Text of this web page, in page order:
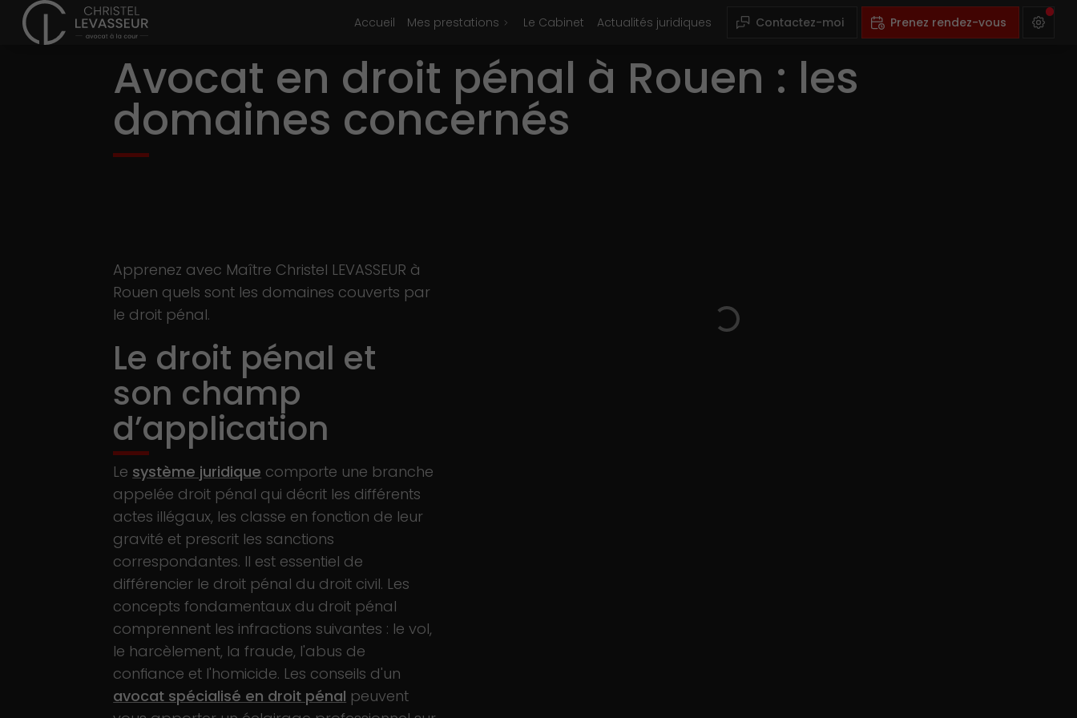
Accueil Mes prestations Le Cabinet Actualités juridiques Contactez-moi Prenez rendez-vous
Avocat en droit pénal à Rouen : les
domaines concernés
Apprenez avec Maître Christel LEVASSEUR à
Rouen quels sont les domaines couverts par
le droit pénal.
Le droit pénal et
son champ
d’application
Le système juridique comporte une branche
appelée droit pénal qui décrit les différents
actes illégaux, les classe en fonction de leur
gravité et prescrit les sanctions
correspondantes. Il est essentiel de
différencier le droit pénal du droit civil. Les
concepts fondamentaux du droit pénal
comprennent les infractions suivantes : le vol,
le harcèlement, la fraude, l'abus de
confiance et l'homicide. Les conseils d'un
avocat spécialisé en droit pénal peuvent